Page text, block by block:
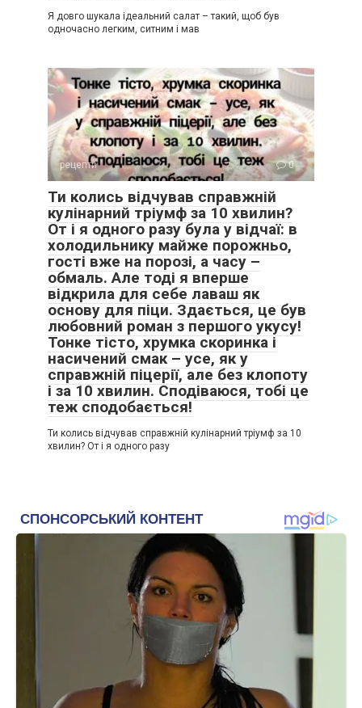
Я довго шукала ідеальний салат – такий, щоб був
одночасно легким, ситним і мав
рецепти 0
Ти колись відчував справжній
кулінарний тріумф за 10 хвилин?
От і я одного разу була у відчаї: в
холодильнику майже порожньо,
гості вже на порозі, а часу –
обмаль. Але тоді я вперше
відкрила для себе лаваш як
основу для піци. Здається, це був
любовний роман з першого укусу!
Тонке тісто, хрумка скоринка і
насичений смак – усе, як у
справжній піцерії, але без клопоту
і за 10 хвилин. Сподіваюся, тобі це
теж сподобається!
Ти колись відчував справжній кулінарний тріумф за 10
хвилин? От і я одного разу